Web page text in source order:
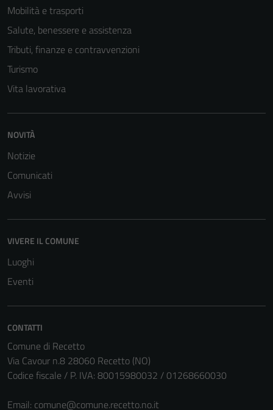
Mobilità e trasporti
Salute, benessere e assistenza
Tributi, finanze e contravvenzioni
Turismo
Vita lavorativa
NOVITÀ
Notizie
Comunicati
Avvisi
VIVERE IL COMUNE
Luoghi
Eventi
CONTATTI
Comune di Recetto
Via Cavour n.8 28060 Recetto (NO)
Codice fiscale / P. IVA: 80015980032 / 01268660030
Email: comune@comune.recetto.no.it